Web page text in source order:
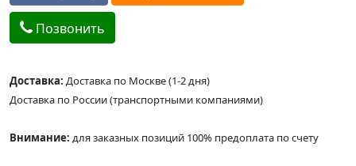
Позвонить
Доставка: Доставка по Москве (1-2 дня)
Доставка по России (транспортными компаниями)
Внимание: для заказных позиций 100% предоплата по счету